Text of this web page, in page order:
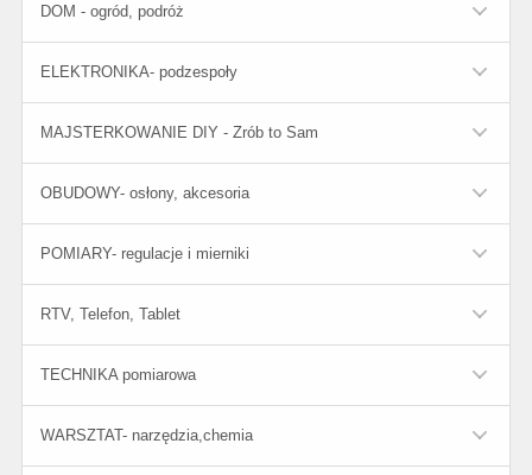
DOM - ogród, podróż
ELEKTRONIKA- podzespoły
MAJSTERKOWANIE DIY - Zrób to Sam
OBUDOWY- osłony, akcesoria
POMIARY- regulacje i mierniki
RTV, Telefon, Tablet
TECHNIKA pomiarowa
WARSZTAT- narzędzia,chemia